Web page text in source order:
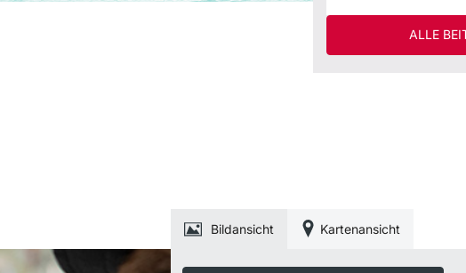
ALLE
Bildansicht Kartenansicht